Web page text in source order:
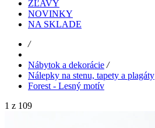
ZĽAVY
NOVINKY
NA SKLADE
/
Nábytok a dekorácie /
Nálepky na stenu, tapety a plagáty
Forest - Lesný motív
1 z 109